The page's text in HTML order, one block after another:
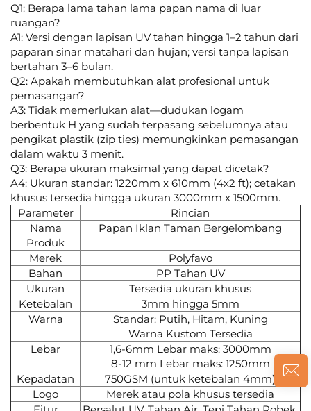
Q1: Berapa lama tahan lama papan nama di luar
ruangan?
A1: Versi dengan lapisan UV tahan hingga 1–2 tahun dari
paparan sinar matahari dan hujan; versi tanpa lapisan
bertahan 3–6 bulan.
Q2: Apakah membutuhkan alat profesional untuk
pemasangan?
A3: Tidak memerlukan alat—dudukan logam
berbentuk H yang sudah terpasang sebelumnya atau
pengikat plastik (zip ties) memungkinkan pemasangan
dalam waktu 3 menit.
Q3: Berapa ukuran maksimal yang dapat dicetak?
A4: Ukuran standar: 1220mm x 610mm (4x2 ft); cetakan
khusus tersedia hingga ukuran 3000mm x 1500mm.
Parameter
Rincian
Nama
Produk
Papan Iklan Taman Bergelombang
Merek
Polyfavo
Bahan
PP Tahan UV
Ukuran
Tersedia ukuran khusus
Ketebalan
3mm hingga 5mm
Warna
Standar: Putih, Hitam, Kuning
Warna Kustom Tersedia
Lebar
1,6-6mm Lebar maks: 3000mm
8-12 mm Lebar maks: 1250mm
Kepadatan
750GSM (untuk ketebalan 4mm)
Logo
Merek atau pola khusus tersedia